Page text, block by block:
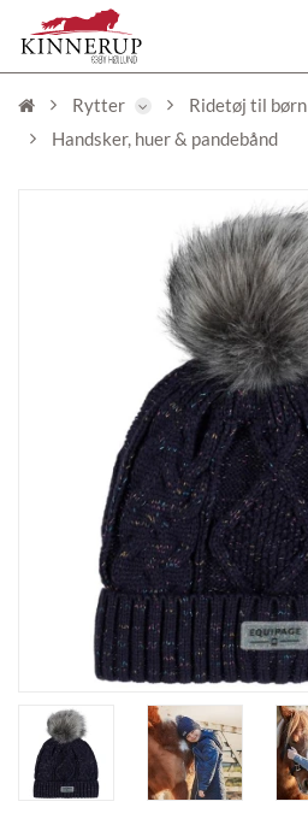
Rytter
Ridetøj til børn
Handsker, huer & pandebånd